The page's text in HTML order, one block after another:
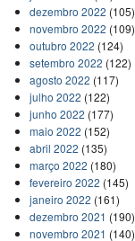
dezembro 2022 (105)
novembro 2022 (109)
outubro 2022 (124)
setembro 2022 (122)
agosto 2022 (117)
julho 2022 (122)
junho 2022 (177)
maio 2022 (152)
abril 2022 (135)
março 2022 (180)
fevereiro 2022 (145)
janeiro 2022 (161)
dezembro 2021 (190)
novembro 2021 (140)